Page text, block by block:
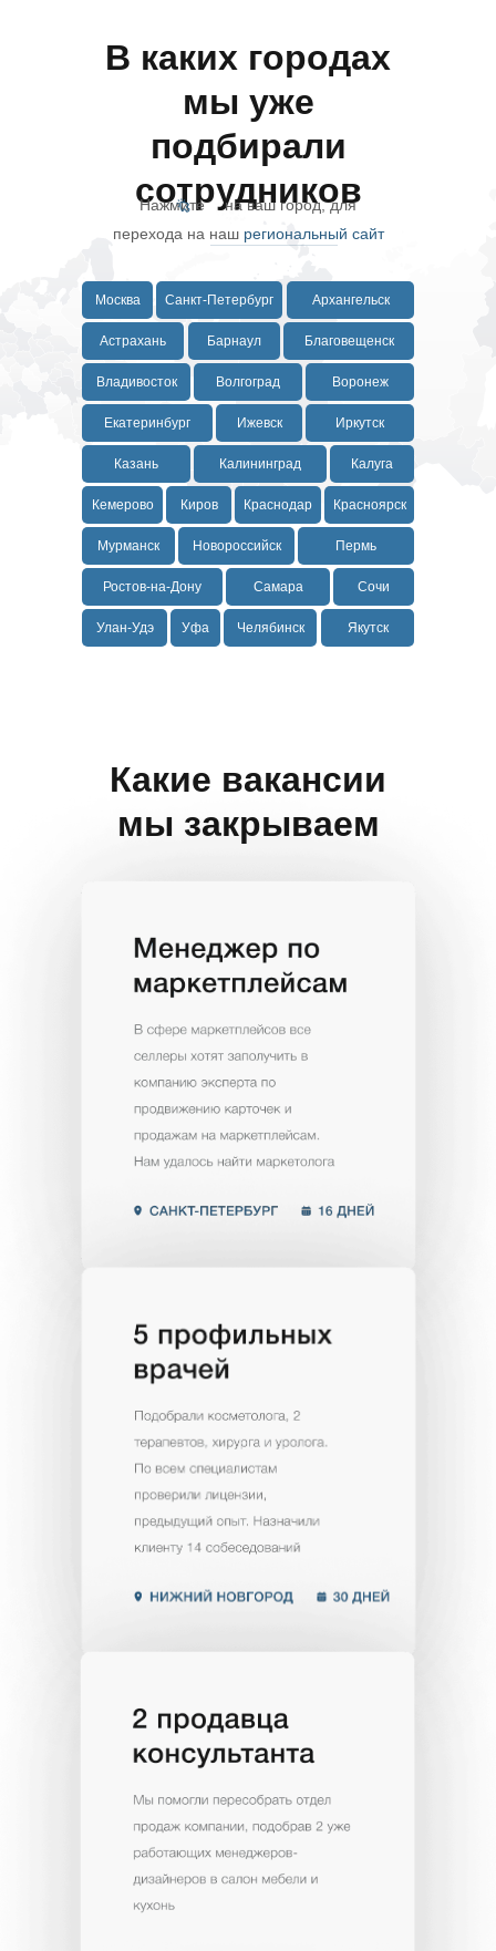
В каких городах
мы уже
подбирали
сотрудников
Нажмите на ваш город, для
перехода на наш региональный сайт
Москва Санкт-Петербург Архангельск
Астрахань Барнаул Благовещенск
Владивосток Волгоград Воронеж
Екатеринбург Ижевск Иркутск
Казань Калининград Калуга
Кемерово Киров Краснодар Красноярск
Мурманск Новороссийск Пермь
Ростов-на-Дону Самара Сочи
Улан-Удэ Уфа Челябинск Якутск
Какие вакансии
мы закрываем